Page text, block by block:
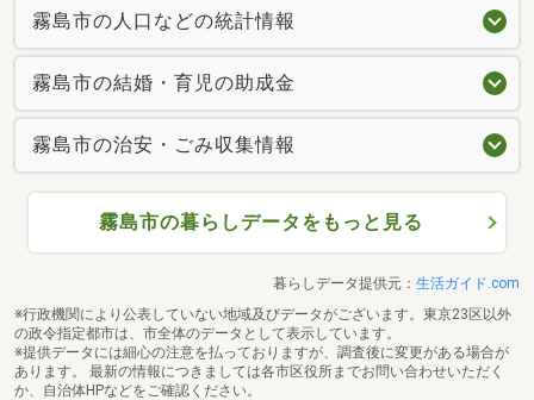
霧島市の人口などの統計情報
霧島市の結婚・育児の助成金
霧島市の治安・ごみ収集情報
霧島市の暮らしデータをもっと見る
暮らしデータ提供元： 生活ガイド.com
※行政機関により公表していない地域及びデータがございます。東京23区以外
の政令指定都市は、市全体のデータとして表示しています。
※提供データには細心の注意を払っておりますが、調査後に変更がある場合が
あります。 最新の情報につきましては各市区役所までお問い合わせいただく
か、自治体HPなどをご確認ください。